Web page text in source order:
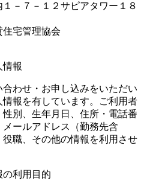
－７－１２サピアタワー１８
宅管理協会
情報
わせ・お申し込みをいただい
報を有しています。ご利用者
別、生年月日、住所・電話番
ールアドレス（勤務先含
職、その他の情報を利用させ
の利用目的